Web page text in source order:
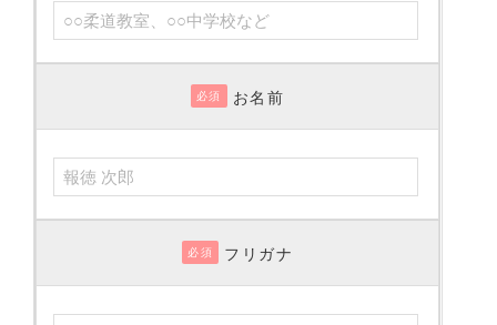
必須 お名前
必須 フリガナ